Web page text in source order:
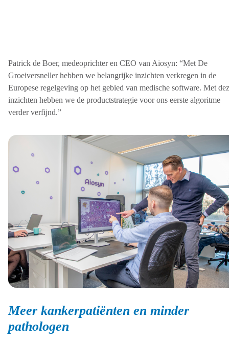
Patrick de Boer, medeoprichter en CEO van Aiosyn: “Met De
Groeiversneller hebben we belangrijke inzichten verkregen in de
Europese regelgeving op het gebied van medische software. Met
inzichten hebben we de productstrategie voor ons eerste algoritme
verder verfijnd.”
Meer kankerpatiënten en minder
pathologen